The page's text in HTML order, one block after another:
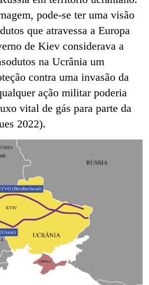
pode-se ter uma visão
que atravessa a Europa
de Kiev considerava a
na Ucrânia um
contra uma invasão da
ação militar poderia
vital de gás para parte da
2022).